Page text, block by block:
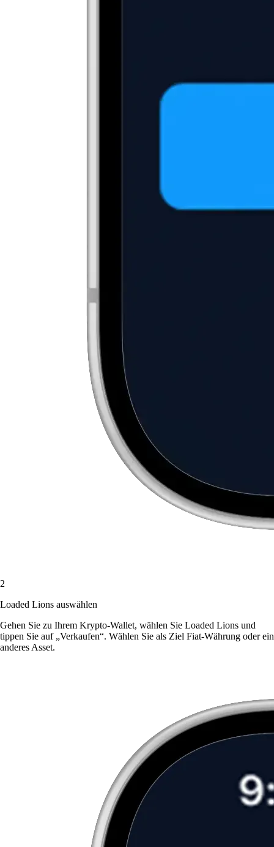
2
Loaded Lions auswählen
Gehen Sie zu Ihrem Krypto-Wallet, wählen Sie Loaded Lions und
tippen Sie auf „Verkaufen“. Wählen Sie als Ziel Fiat-Währung oder ein
anderes Asset.